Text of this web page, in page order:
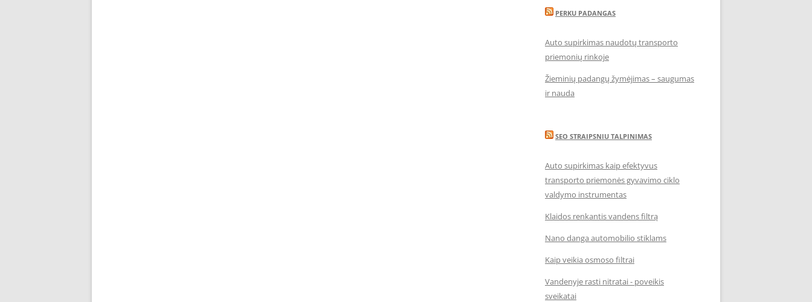
PERKU PADANGAS
Auto supirkimas naudotų transporto
priemonių rinkoje
Žieminių padangų žymėjimas – saugumas
ir nauda
SEO STRAIPSNIU TALPINIMAS
Auto supirkimas kaip efektyvus
transporto priemonės gyvavimo ciklo
valdymo instrumentas
Klaidos renkantis vandens filtrą
Nano danga automobilio stiklams
Kaip veikia osmoso filtrai
Vandenyje rasti nitratai - poveikis
sveikatai